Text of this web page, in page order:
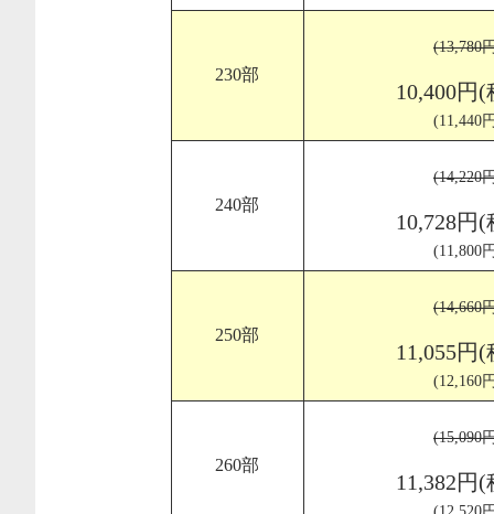
230部
(13,780
10,400円
(11,440
240部
(14,220
10,728円
(11,800
250部
(14,660
11,055円
(12,160
260部
(15,090
11,382円
(12,520